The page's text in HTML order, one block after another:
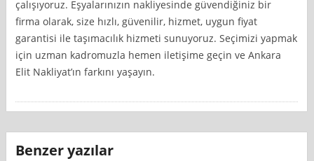
çalışıyoruz. Eşyalarınızın nakliyesinde güvendiğiniz bir
firma olarak, size hızlı, güvenilir, hizmet, uygun fiyat
garantisi ile taşımacılık hizmeti sunuyoruz. Seçimizi yapmak
için uzman kadromuzla hemen iletişime geçin ve Ankara
Elit Nakliyat’ın farkını yaşayın.
Benzer yazılar